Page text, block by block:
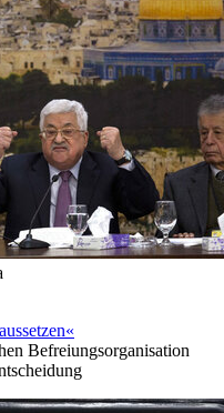
Befreiungsorganisation